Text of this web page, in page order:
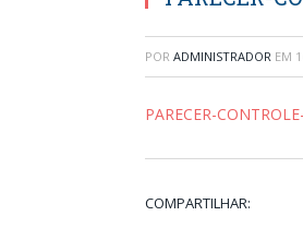
POR ADMINISTRADOR EM
PARECER-
COMPARTILHAR: